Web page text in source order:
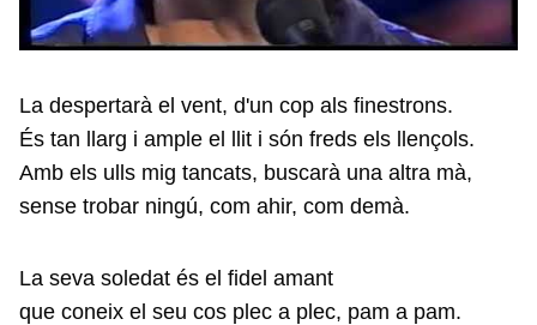
La despertarà el vent, d'un cop als finestrons.
És tan llarg i ample el llit i són freds els llençols.
Amb els ulls mig tancats, buscarà una altra mà,
sense trobar ningú, com ahir, com demà.
La seva soledat és el fidel amant
que coneix el seu cos plec a plec, pam a pam.